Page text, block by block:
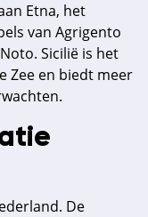
Etna, het
van Agrigento
Sicilië is het
Zee en biedt meer
De